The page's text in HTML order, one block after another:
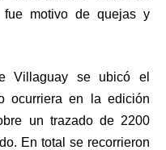
motivo de quejas y
Villaguay se ubicó el
ocurriera en la edición
un trazado de 2200
En total se recorrieron